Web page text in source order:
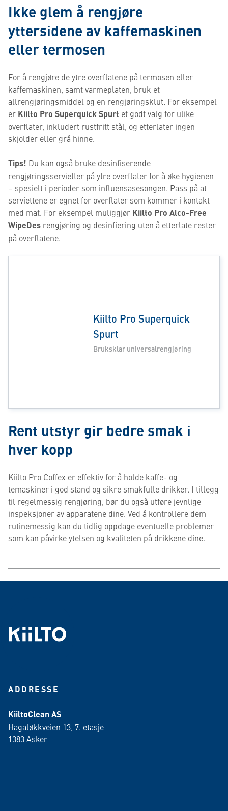
Ikke glem å rengjøre
yttersidene av kaffemaskinen
eller termosen
For å rengjøre de ytre overflatene på termosen eller
kaffemaskinen, samt varmeplaten, bruk et
allrengjøringsmiddel og en rengjøringsklut. For eksempel
er Kiilto Pro Superquick Spurt et godt valg for ulike
overflater, inkludert rustfritt stål, og etterlater ingen
skjolder eller grå hinne.
Tips! Du kan også bruke desinfiserende
rengjøringsservietter på ytre overflater for å øke hygienen
– spesielt i perioder som influensasesongen. Pass på at
serviettene er egnet for overflater som kommer i kontakt
med mat. For eksempel muliggjør Kiilto Pro Alco-Free
WipeDes rengjøring og desinfiering uten å etterlate rester
på overflatene.
Kiilto Pro Superquick
Spurt
Bruksklar universalrengjøring
Rent utstyr gir bedre smak i
hver kopp
Kiilto Pro Coffex er effektiv for å holde kaffe- og
temaskiner i god stand og sikre smakfulle drikker. I tillegg
til regelmessig rengjøring, bør du også utføre jevnlige
inspeksjoner av apparatene dine. Ved å kontrollere dem
rutinemessig kan du tidlig oppdage eventuelle problemer
som kan påvirke ytelsen og kvaliteten på drikkene dine.
ADDRESSE
KiiltoClean AS
Hagaløkkveien 13, 7. etasje
1383 Asker